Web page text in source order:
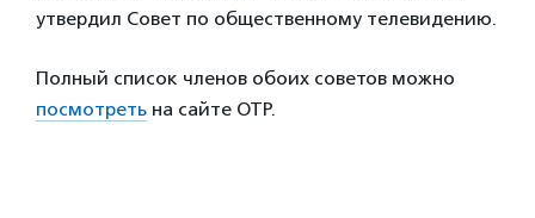
утвердил Совет по общественному телевидению.
Полный список членов обоих советов можно
посмотреть на сайте ОТР.